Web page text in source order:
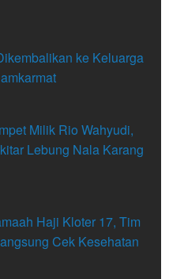
ke Keluarga
Milik Rio Wahyudi,
Lebung Nala Karang
Haji Kloter 17, Tim
Cek Kesehatan